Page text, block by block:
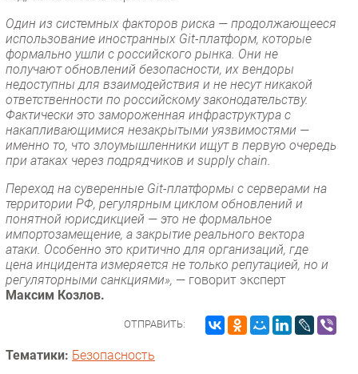
Один из системных факторов риска — продолжающееся
использование иностранных Git-платформ, которые
формально ушли с российского рынка. Они не
получают обновлений безопасности, их вендоры
недоступны для взаимодействия и не несут никакой
ответственности по российскому законодательству.
Фактически это замороженная инфраструктура с
накапливающимися незакрытыми уязвимостями —
именно то, что злоумышленники ищут в первую очередь
при атаках через подрядчиков и supply chain.
Переход на суверенные Git-платформы с серверами на
территории РФ, регулярным циклом обновлений и
понятной юрисдикцией — это не формальное
импортозамещение, а закрытие реального вектора
атаки. Особенно это критично для организаций, где
цена инцидента измеряется не только репутацией, но и
регуляторными санкциями», — говорит эксперт
Максим Козлов.
ОТПРАВИТЬ:
Тематики: Безопасность